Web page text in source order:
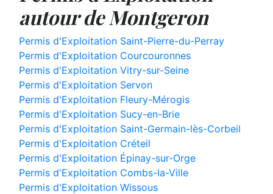
autour de Montgeron
Permis d'Exploitation Saint-Pierre-du-Perray
Permis d'Exploitation Courcouronnes
Permis d'Exploitation Vitry-sur-Seine
Permis d'Exploitation Servon
Permis d'Exploitation Fleury-Mérogis
Permis d'Exploitation Sucy-en-Brie
Permis d'Exploitation Saint-Germain-lès-Corbeil
Permis d'Exploitation Créteil
Permis d'Exploitation Épinay-sur-Orge
Permis d'Exploitation Combs-la-Ville
Permis d'Exploitation Wissous